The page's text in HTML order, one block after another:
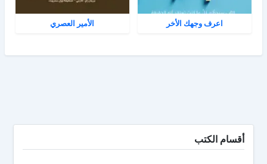
اعرف وجهك الأخر الأمير العصري
أقسام الكتب